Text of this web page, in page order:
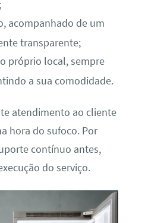
acompanhado de um
transparente;
próprio local, sempre
a sua comodidade.
atendimento ao cliente
hora do sufoco. Por
contínuo antes,
do serviço.